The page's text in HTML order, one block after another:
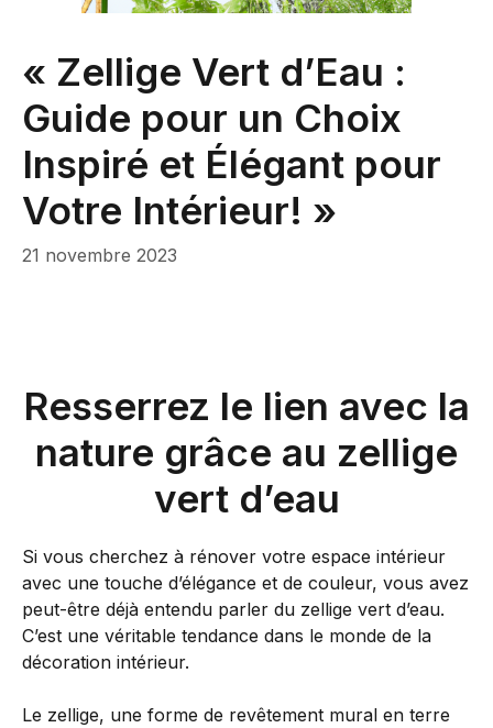
« Zellige Vert d’Eau :
Guide pour un Choix
Inspiré et Élégant pour
Votre Intérieur! »
21 novembre 2023
Resserrez le lien avec la
nature grâce au zellige
vert d’eau
Si vous cherchez à rénover votre espace intérieur
avec une touche d’élégance et de couleur, vous avez
peut-être déjà entendu parler du zellige vert d’eau.
C’est une véritable tendance dans le monde de la
décoration intérieur.
Le zellige, une forme de revêtement mural en terre